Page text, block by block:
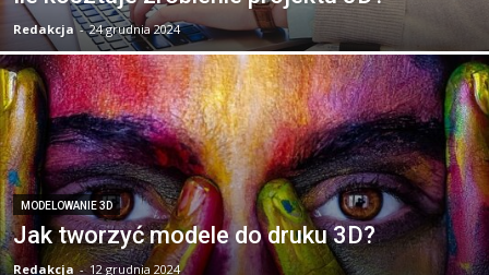
Redakcja - 24 grudnia 2024
MODELOWANIE 3D
Jak tworzyć modele do druku 3D?
Redakcja - 12 grudnia 2024